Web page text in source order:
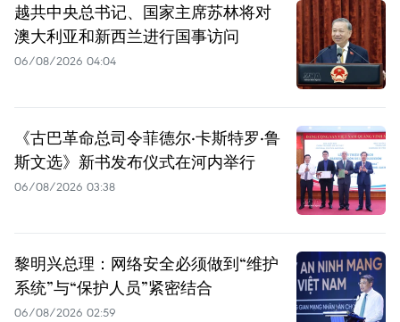
越共中央总书记、国家主席苏林将对
澳大利亚和新西兰进行国事访问
06/08/2026 04:04
《古巴革命总司令菲德尔·卡斯特罗·鲁
斯文选》新书发布仪式在河内举行
06/08/2026 03:38
黎明兴总理：网络安全必须做到“维护
系统”与“保护人员”紧密结合
06/08/2026 02:59